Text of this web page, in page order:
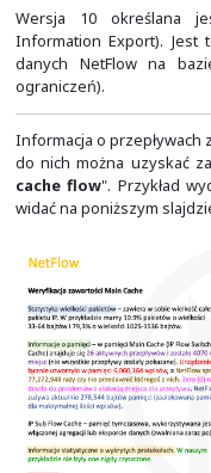
Wersja 5 (NetFlow
ASN (AS number),
który rośnie per
stosowana, to staje
sekwencyjnego,
które mogły do
eksport danych z
do 30 przepływów.
przepływach są
danych o
zawodnie.
gwarantuje nam
możliwość
być problemy z
(kolektora,
informacje o